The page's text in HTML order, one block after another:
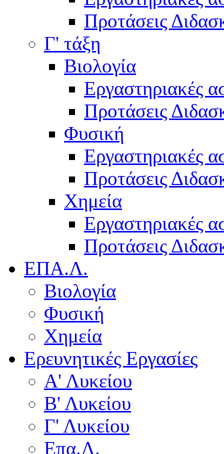
Προτάσεις
Γ' τάξη
Βιολογία
Εργαστηριακές
Προτάσεις
Φυσική
Εργαστηριακές
Προτάσεις
Χημεία
Εργαστηριακές
Προτάσεις
ΕΠΑ.Λ.
Βιολογία
Φυσική
Χημεία
Ερευνητικές Εργασίες
Α' Λυκείου
Β' Λυκείου
Γ' Λυκείου
Επα.Λ.